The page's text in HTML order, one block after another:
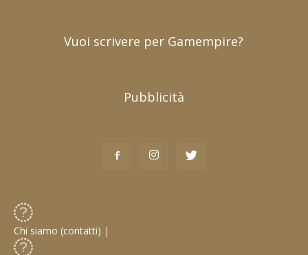
Vuoi scrivere per Gamempire?
Pubblicità
Chi siamo (contatti) |